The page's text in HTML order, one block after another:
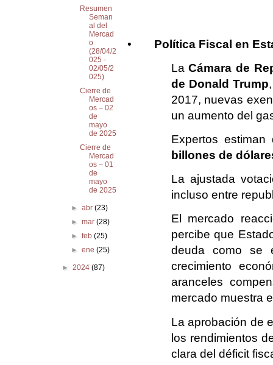
•
Política Fiscal en
LaCámara de
de Donald Trump
2017, nuevas
un aumento del
Expertos
billones de
La ajustada
incluso entre
El mercado
percibe que
deuda como se
crecimiento
aranceles
mercado muestra
La aprobación de
los rendimientos
clara del déficit
Resumen
Seman
al del
Mercad
o
(28/04/2
025 -
02/05/2
025)
Cierre de
Mercad
os – 02
de
mayo
de 2025
Cierre de
Mercad
os – 01
de
mayo
de 2025
► abr (23)
► mar (28)
► feb (25)
► ene (25)
►2024(87)